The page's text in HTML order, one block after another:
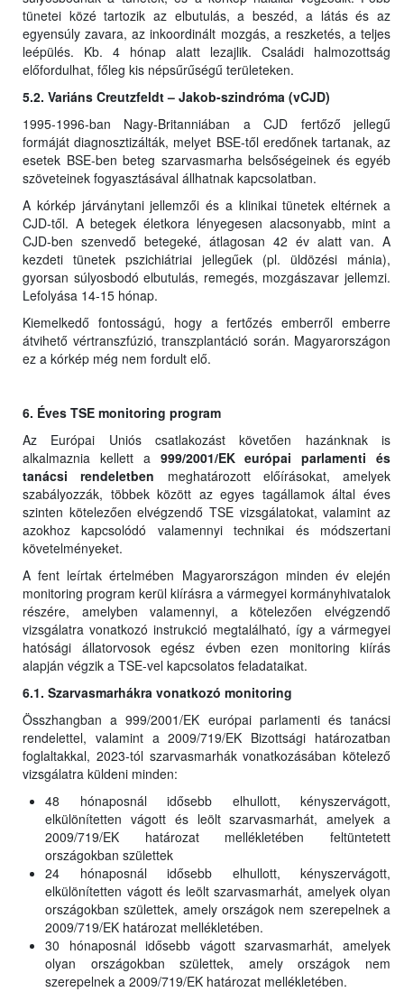
tünetei közé tartozik az elbutulás, a beszéd, a látás és az
egyensúly zavara, az inkoordinált mozgás, a reszketés, a teljes
leépülés. Kb. 4 hónap alatt lezajlik. Családi halmozottság
előfordulhat, főleg kis népsűrűségű területeken.
5.2. Variáns Creutzfeldt – Jakob-szindróma (vCJD)
1995-1996-ban Nagy-Britanniában a CJD fertőző jellegű
formáját diagnosztizálták, melyet BSE-től eredőnek tartanak, az
esetek BSE-ben beteg szarvasmarha belsőségeinek és egyéb
szöveteinek fogyasztásával állhatnak kapcsolatban.
A kórkép járványtani jellemzői és a klinikai tünetek eltérnek a
CJD-től. A betegek életkora lényegesen alacsonyabb, mint a
CJD-ben szenvedő betegeké, átlagosan 42 év alatt van. A
kezdeti tünetek pszichiátriai jellegűek (pl. üldözési mánia),
gyorsan súlyosbodó elbutulás, remegés, mozgászavar jellemzi.
Lefolyása 14-15 hónap.
Kiemelkedő fontosságú, hogy a fertőzés emberről emberre
átvihető vértranszfúzió, transzplantáció során. Magyarországon
ez a kórkép még nem fordult elő.
6. Éves TSE monitoring program
Az Európai Uniós csatlakozást követően hazánknak is
alkalmaznia kellett a 999/2001/EK európai parlamenti és
tanácsi rendeletben meghatározott előírásokat, amelyek
szabályozzák, többek között az egyes tagállamok által éves
szinten kötelezően elvégzendő TSE vizsgálatokat, valamint az
azokhoz kapcsolódó valamennyi technikai és módszertani
követelményeket.
A fent leírtak értelmében Magyarországon minden év elején
monitoring program kerül kiírásra a vármegyei kormányhivatalok
részére, amelyben valamennyi, a kötelezően elvégzendő
vizsgálatra vonatkozó instrukció megtalálható, így a vármegyei
hatósági állatorvosok egész évben ezen monitoring kiírás
alapján végzik a TSE-vel kapcsolatos feladataikat.
6.1. Szarvasmarhákra vonatkozó monitoring
Összhangban a 999/2001/EK európai parlamenti és tanácsi
rendelettel, valamint a 2009/719/EK Bizottsági határozatban
foglaltakkal, 2023-tól szarvasmarhák vonatkozásában kötelező
vizsgálatra küldeni minden:
48 hónaposnál idősebb elhullott, kényszervágott,
elkülönítetten vágott és leölt szarvasmarhát, amelyek a
2009/719/EK határozat mellékletében feltüntetett
országokban születtek
24 hónaposnál idősebb elhullott, kényszervágott,
elkülönítetten vágott és leölt szarvasmarhát, amelyek olyan
országokban születtek, amely országok nem szerepelnek a
2009/719/EK határozat mellékletében.
30 hónaposnál idősebb vágott szarvasmarhát, amelyek
olyan országokban születtek, amely országok nem
szerepelnek a 2009/719/EK határozat mellékletében.